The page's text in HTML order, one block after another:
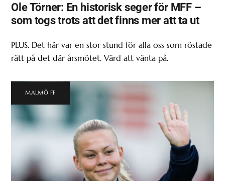
Ole Törner: En historisk seger för MFF –
som togs trots att det finns mer att ta ut
PLUS. Det här var en stor stund för alla oss som röstade
rätt på det där årsmötet. Värd att vänta på.
MALMÖ FF